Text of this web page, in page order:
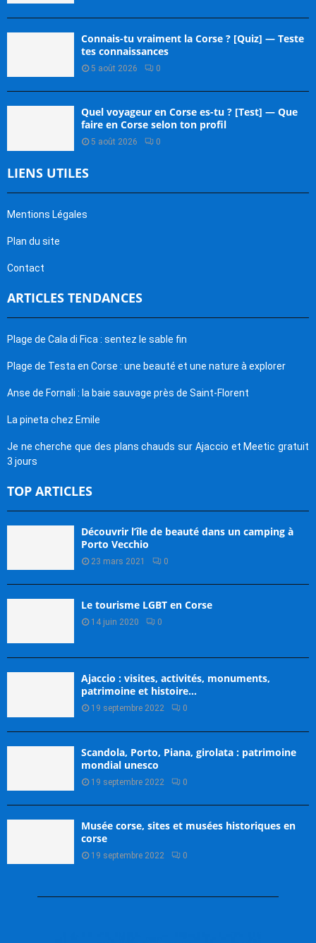
Connais-tu vraiment la Corse ? [Quiz] — Teste
tes connaissances
5 août 2026 0
Quel voyageur en Corse es-tu ? [Test] — Que
faire en Corse selon ton profil
5 août 2026 0
LIENS UTILES
Mentions Légales
Plan du site
Contact
ARTICLES TENDANCES
Plage de Cala di Fica : sentez le sable fin
Plage de Testa en Corse : une beauté et une nature à explorer
Anse de Fornali : la baie sauvage près de Saint-Florent
La pineta chez Emile
Je ne cherche que des plans chauds sur Ajaccio et Meetic gratuit
3 jours
TOP ARTICLES
Découvrir l’île de beauté dans un camping à
Porto Vecchio
23 mars 2021 0
Le tourisme LGBT en Corse
14 juin 2020 0
Ajaccio : visites, activités, monuments,
patrimoine et histoire…
19 septembre 2022 0
Scandola, Porto, Piana, girolata : patrimoine
mondial unesco
19 septembre 2022 0
Musée corse, sites et musées historiques en
corse
19 septembre 2022 0